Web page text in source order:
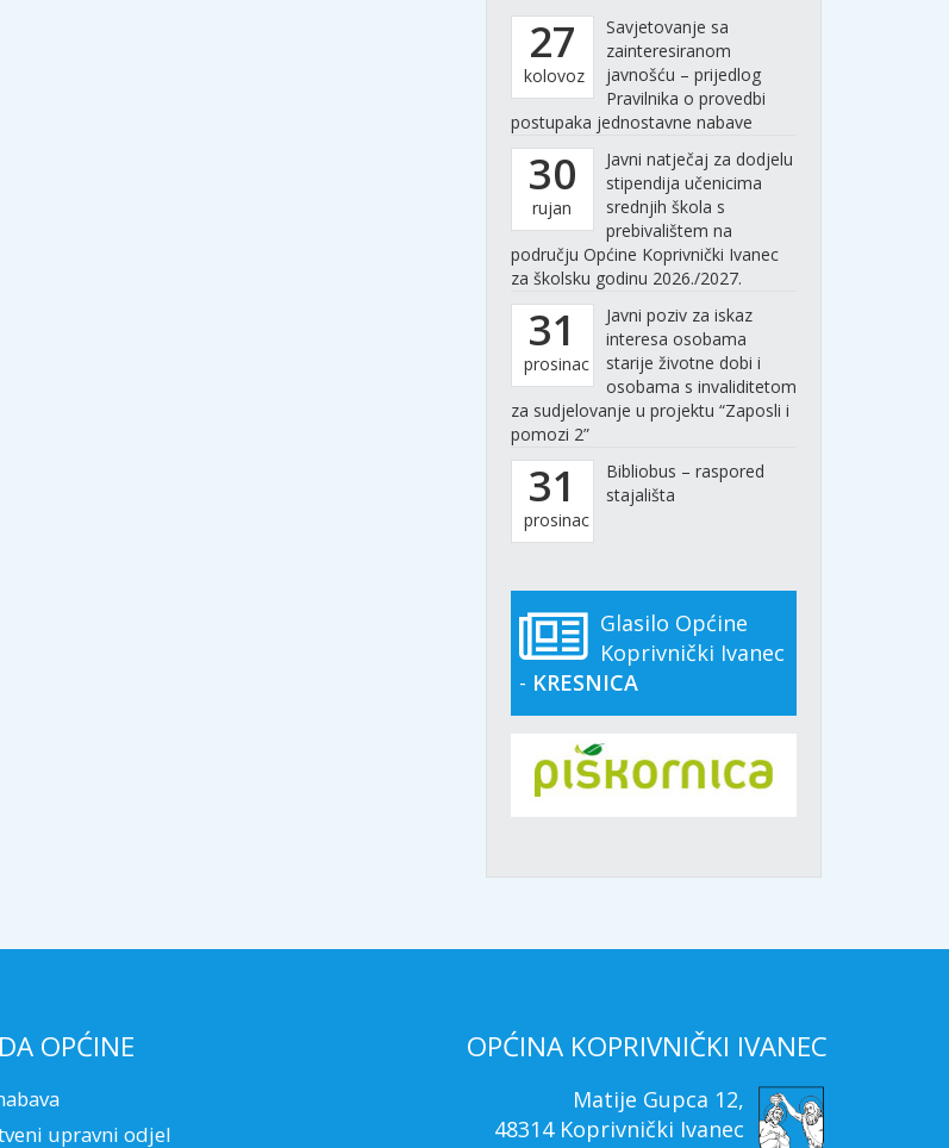
27
kolovoz
Savjetovanje sa
zainteresiranom
javnošću – prijedlog
Pravilnika o provedbi
postupaka jednostavne nabave
30
rujan
Javni natječaj za dodjelu
stipendija učenicima
srednjih škola s
prebivalištem na
području Općine Koprivnički Ivanec
za školsku godinu 2026./2027.
31
prosinac
Javni poziv za iskaz
interesa osobama
starije životne dobi i
osobama s invaliditetom
za sudjelovanje u projektu “Zaposli i
pomozi 2”
31
prosinac
Bibliobus – raspored
stajališta
Glasilo Općine
Koprivnički Ivanec
- KRESNICA
OPĆINE
upravni odjel
OPĆINA KOPRIVNIČKI IVANEC
Matije Gupca 12,
48314 Koprivnički Ivanec